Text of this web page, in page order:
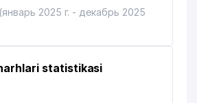
2025 г. - декабрь 2025
statistikasi